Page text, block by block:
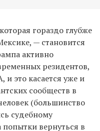
гораздо глубже
— становится
активно
резидентов,
это касается уже и
сообществ в
(большинство
судебному
вернуться в